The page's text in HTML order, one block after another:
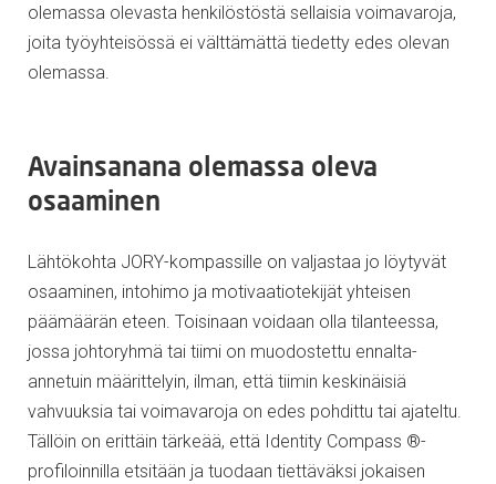
olemassa olevasta henkilöstöstä sellaisia voimavaroja,
joita työyhteisössä ei välttämättä tiedetty edes olevan
olemassa.
Avainsanana olemassa oleva
osaaminen
Lähtökohta JORY-kompassille on valjastaa jo löytyvät
osaaminen, intohimo ja motivaatiotekijät yhteisen
päämäärän eteen. Toisinaan voidaan olla tilanteessa,
jossa johtoryhmä tai tiimi on muodostettu ennalta-
annetuin määrittelyin, ilman, että tiimin keskinäisiä
vahvuuksia tai voimavaroja on edes pohdittu tai ajateltu.
Tällöin on erittäin tärkeää, että Identity Compass ®-
profiloinnilla etsitään ja tuodaan tiettäväksi jokaisen